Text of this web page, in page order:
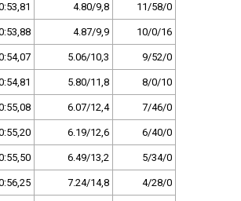
4.80/9,8 11/58/0
4.87/9,9 10/0/16
5.06/10,3 9/52/0
5.80/11,8 8/0/10
6.07/12,4 7/46/0
6.19/12,6 6/40/0
6.49/13,2 5/34/0
7.24/14,8 4/28/0